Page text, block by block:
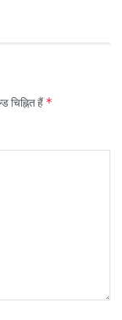
चिह्नित हैं*